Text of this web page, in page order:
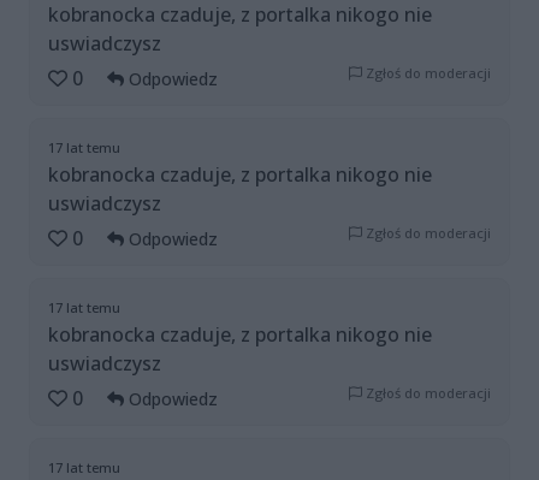
kobranocka czaduje, z portalka nikogo nie
uswiadczysz
0
Odpowiedz Zgłoś do moderacji
17 lat temu
kobranocka czaduje, z portalka nikogo nie
uswiadczysz
0
Odpowiedz Zgłoś do moderacji
17 lat temu
kobranocka czaduje, z portalka nikogo nie
uswiadczysz
0
Odpowiedz Zgłoś do moderacji
17 lat temu